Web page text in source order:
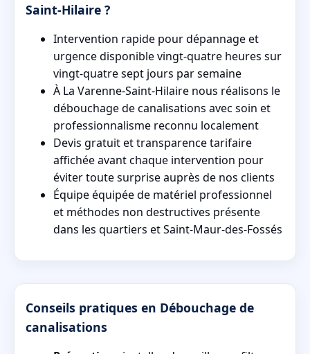
Saint-Hilaire ?
Intervention rapide pour dépannage et
urgence disponible vingt-quatre heures sur
vingt-quatre sept jours par semaine
À La Varenne-Saint-Hilaire nous réalisons le
débouchage de canalisations avec soin et
professionnalisme reconnu localement
Devis gratuit et transparence tarifaire
affichée avant chaque intervention pour
éviter toute surprise auprès de nos clients
Équipe équipée de matériel professionnel
et méthodes non destructives présente
dans les quartiers et Saint-Maur-des-Fossés
Conseils pratiques en Débouchage de
canalisations